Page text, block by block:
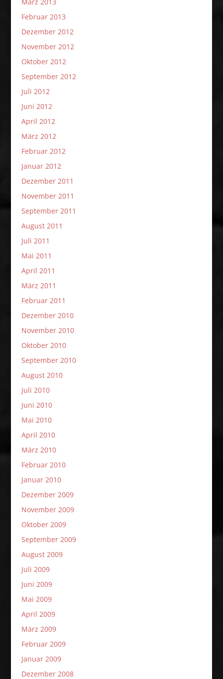
Februar 2013
Dezember 2012
November 2012
Oktober 2012
September 2012
Juli 2012
Juni 2012
April 2012
März 2012
Februar 2012
Januar 2012
Dezember 2011
November 2011
September 2011
August 2011
Juli 2011
Mai 2011
April 2011
März 2011
Februar 2011
Dezember 2010
November 2010
Oktober 2010
September 2010
August 2010
Juli 2010
Juni 2010
Mai 2010
April 2010
März 2010
Februar 2010
Januar 2010
Dezember 2009
November 2009
Oktober 2009
September 2009
August 2009
Juli 2009
Juni 2009
Mai 2009
April 2009
März 2009
Februar 2009
Januar 2009
Dezember 2008